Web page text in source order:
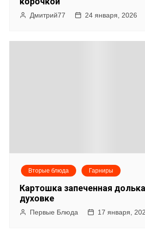
Дмитрий77 24 января, 2026
Вторые блюда Гарниры
Картошка запеченная
духовке
Первые Блюда 17 января,